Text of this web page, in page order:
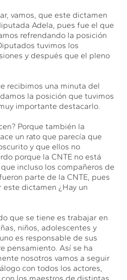
vamos, que este dictamen
Adela, pues fue el que
refrendando la posición
tuvimos los
y después que el pleno
recibimos una minuta del
la posición que tuvimos
importante destacarlo.
Porque también la
un rato que parecía que
y que ellos no
porque la CNTE no está
incluso los compañeros de
parte de la CNTE, pues
dictamen ¿Hay un
que se tiene es trabajar en
niños, adolescentes y
es responsable de sus
pensamiento. Así se ha
nosotros vamos a seguir
con todos los actores,